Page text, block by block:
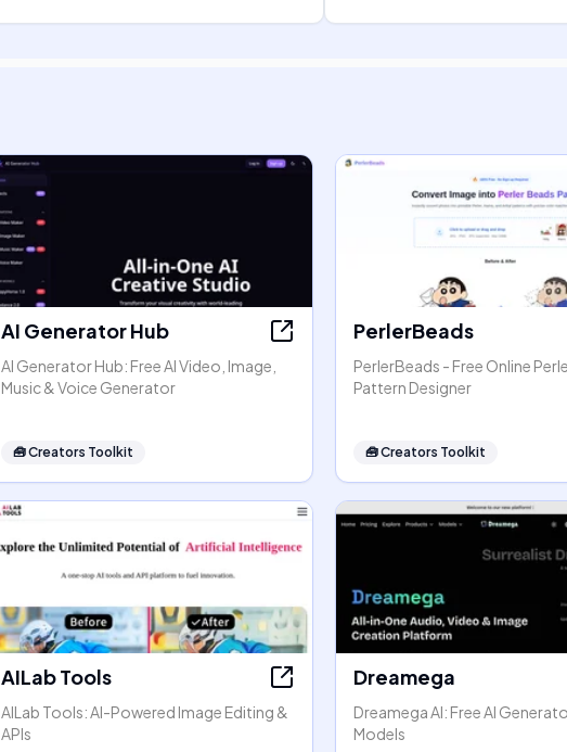
AI Generator Hub
AI Generator Hub: Free AI Video, Image,
Music & Voice Generator
🧰Creators Toolkit
PerlerBeads
PerlerBeads - Free Online
Pattern Designer
🧰Creators Toolkit
AILab Tools
AILab Tools: AI-Powered Image Editing &
APIs
Dreamega
Dreamega AI: Free AI
Models